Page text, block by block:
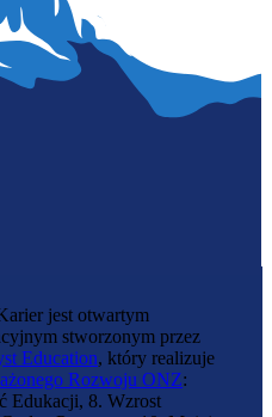
jest otwartym
stworzonym przez
Education, który realizuje
Rozwoju ONZ:
Edukacji, 8. Wzrost